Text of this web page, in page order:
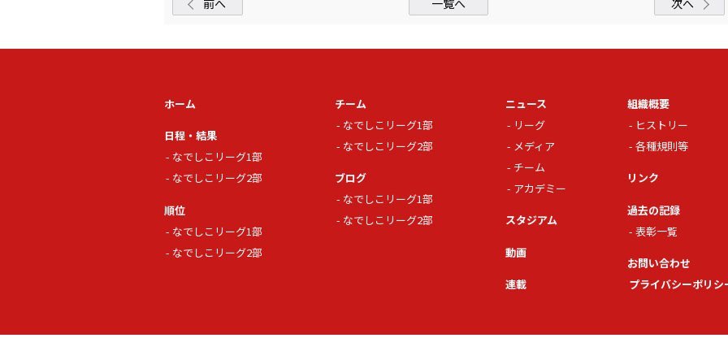
前へ 一覧へ 次へ
ホーム
日程・結果
なでしこリーグ1部
なでしこリーグ2部
順位
なでしこリーグ1部
なでしこリーグ2部
チーム
なでしこリーグ1部
なでしこリーグ2部
ブログ
なでしこリーグ1部
なでしこリーグ2部
ニュース
リーグ
メディア
チーム
アカデミー
スタジアム
動画
連載
組織概要
ヒストリー
各種規則等
リンク
過去の記録
表彰一覧
お問い合わせ
プライバシーポリシ